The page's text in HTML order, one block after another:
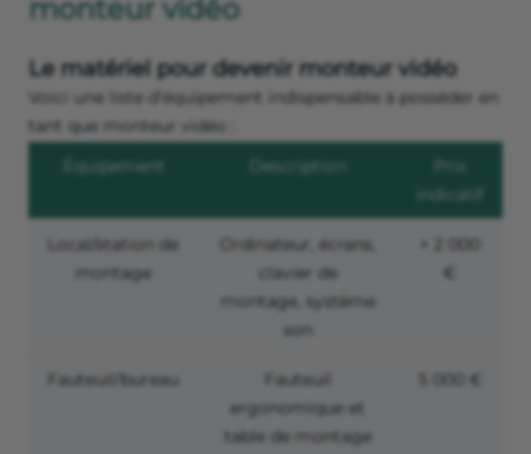
monteur vidéo
Le matériel pour devenir monteur vidéo
Voici une liste d’équipement indispensable à posséder en
tant que monteur vidéo :
Équipement
Description
Prix
indicatif
Local/station de
montage
Ordinateur, écrans,
clavier de
montage, système
son
+ 2 000
€
Fauteuil/bureau
Fauteuil
ergonomique et
table de montage
5 000 €